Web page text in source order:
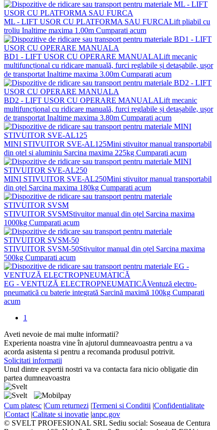
ML - LIFT USOR CU PLATFORMA SAU FURCALift pliabil cu
troliu Inaltime maxima 1.00m Cumparati acum
BD1 - LIFT USOR CU OPERARE MANUALALift mecanic
multifuncțional cu ridicare manuală, furci reglabile și detașabile, ușor
de transportat Inaltime maxima 3.00m Cumparati acum
BD2 - LIFT USOR CU OPERARE MANUALALift mecanic
multifuncțional cu ridicare manuală, furci reglabile și detașabile, ușor
de transportat Inaltime maxima 3.80m Cumparati acum
MINI STIVUITOR SVE-AL125Mini stivuitor manual transportabil
din otel si aluminiu Sarcina maxima 225kg Cumparati acum
MINI STIVUITOR SVE-AL250Mini stivuitor manual transportabil
din oțel Sarcina maxima 180kg Cumparati acum
STIVUITOR SVSMStivuitor manual din oțel Sarcina maxima
1000kg Cumparati acum
STIVUITOR SVSM-50Stivuitor manual din oțel Sarcina maxima
500kg Cumparati acum
EG - VENTUZĂ ELECTROPNEUMATICĂVentuză electro-
pneumatică cu baterie integrată Sarcină maximă 100kg Cumparati
acum
1
Aveti nevoie de mai multe informatii?
Experienta noastra vine în ajutorul dumneavoastra pentru a va
acorda asistenta si pentru a recomanda produsul potrivit.
Solicitati informatii
Unul dintre expertii nostri va va contacta fara nicio obligatie din
partea dumneavoastra
Cum platesc |Cum returnezi |Termeni si Conditii |Confidentialitate
|Contact |Calitate si inovatie |anpc.gov
© SVELT PROFESIONAL SRL Sediu social: Soseaua de Centura